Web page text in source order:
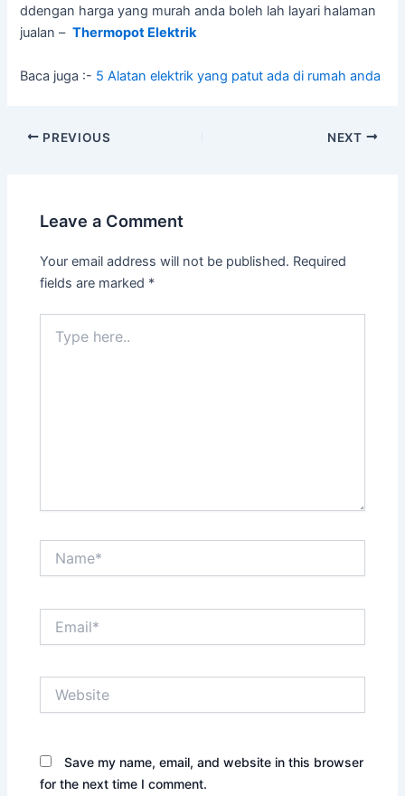
ddengan harga yang murah anda boleh lah layari halaman
jualan –Thermopot Elektrik
Baca juga :- 5 Alatan elektrik yang patut ada di rumah anda
PREVIOUS NEXT
Leave a Comment
Your email address will not be published. Required
fields are marked *
here..
Save my name, email, and website in this browser
for the next time I comment.